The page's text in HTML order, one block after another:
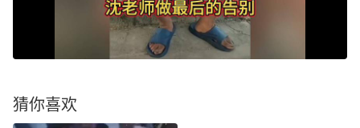
猜你喜欢